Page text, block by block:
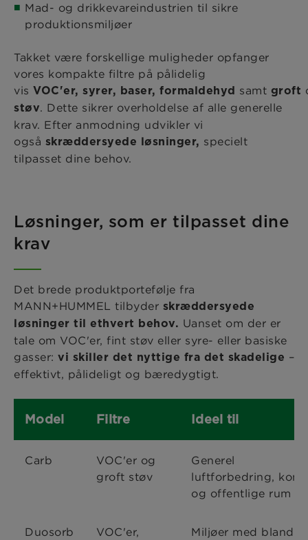
Mad- og drikkevareindustrien til sikre
produktionsmiljøer
Takket være forskellige muligheder opfanger
vores kompakte filtre på pålidelig
vis VOC'er, syrer, baser, formaldehyd samt groft
støv. Dette sikrer overholdelse af alle generelle
krav. Efter anmodning udvikler vi
også skræddersyede løsninger, specielt
tilpasset dine behov.
Løsninger, som er tilpasset dine
krav
Det brede produktportefølje fra
MANN+HUMMEL tilbyder skræddersyede
løsninger til ethvert behov. Uanset om der er
tale om VOC'er, fint støv eller syre- eller basiske
gasser: vi skiller det nyttige fra det skadelige –
effektivt, pålideligt og bæredygtigt.
Model Filtre Ideel til
Carb
VOC'er og
groft støv
Generel
luftforbedring,
og offentlige rum
Duosorb
VOC'er,
Miljøer med